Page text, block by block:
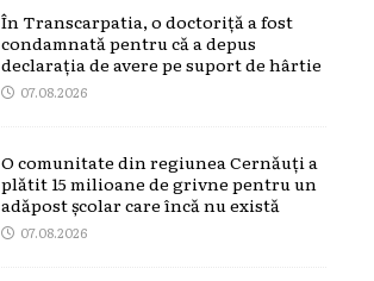
În Transcarpatia, o doctoriță a fost
condamnată pentru că a depus
declarația de avere pe suport de hârtie
07.08.2026
O comunitate din regiunea Cernăuți a
plătit 15 milioane de grivne pentru un
adăpost școlar care încă nu există
07.08.2026